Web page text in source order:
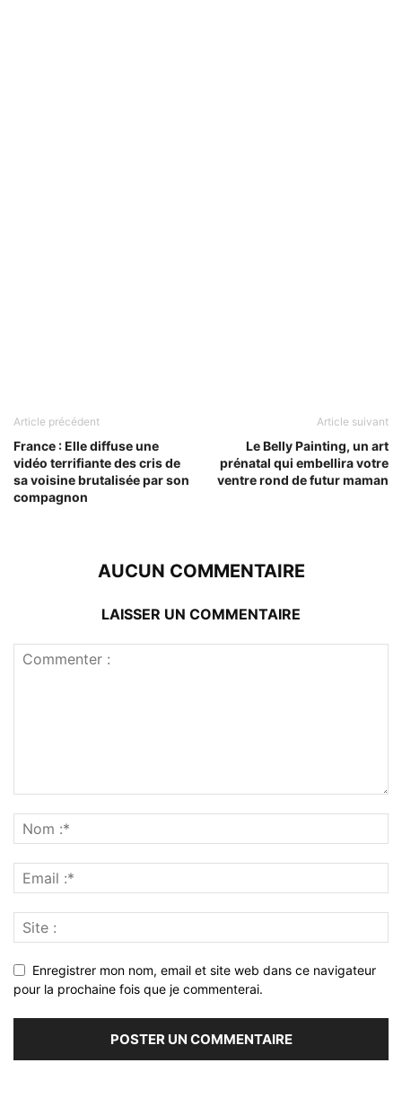
Article précédent
France : Elle diffuse une
vidéo terrifiante des cris de
sa voisine brutalisée par son
compagnon
Article suivant
Le Belly Painting, un art
prénatal qui embellira votre
ventre rond de futur maman
AUCUN COMMENTAIRE
LAISSER UN COMMENTAIRE
Enregistrer mon nom, email et site web dans ce navigateur
pour la prochaine fois que je commenterai.